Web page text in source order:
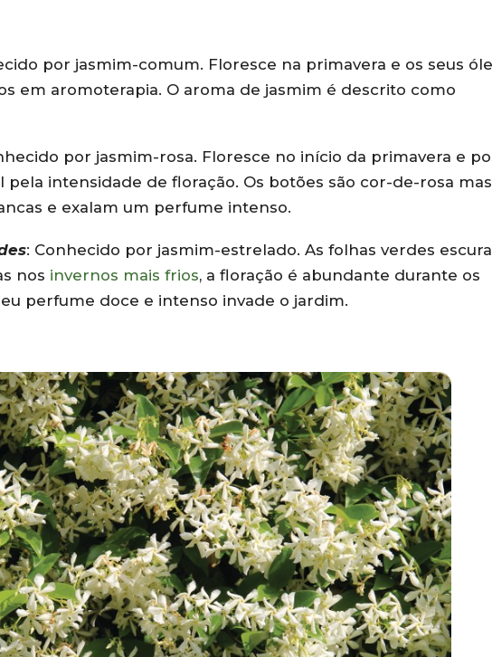
por jasmim-comum. Floresce na primavera e os seus
em aromoterapia. O aroma de jasmim é descrito como
por jasmim-rosa. Floresce no início da primavera e
intensidade de floração. Os botões são cor-de-rosa
e exalam um perfume intenso.
: Conhecido por jasmim-estrelado. As folhas verdes
nos invernos mais frios, a floração é abundante durante os
perfume doce e intenso invade o jardim.